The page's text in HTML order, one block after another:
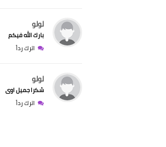
لولو
بارك الله فيكم
اترك رداً
لولو
شكرا جميل اوى
اترك رداً